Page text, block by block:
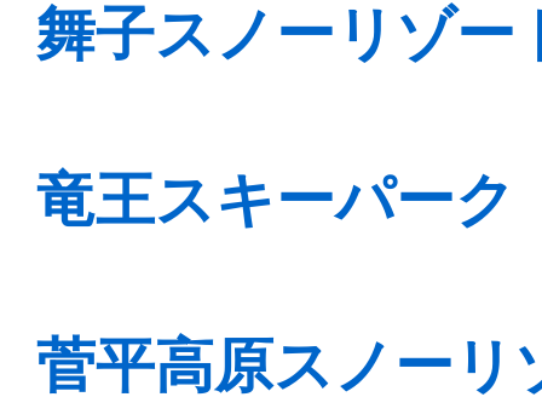
舞子スノーリゾー
竜王スキーパーク
菅平高原スノーリ